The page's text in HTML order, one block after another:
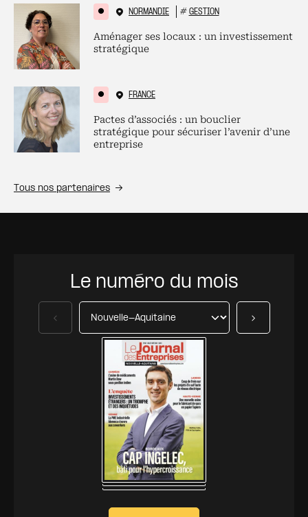
NORMANDIE # GESTION
Aménager ses locaux : un investissement
stratégique
FRANCE
Pactes d’associés : un bouclier
stratégique pour sécuriser l’avenir d’une
entreprise
Tous nos partenaires
Le numéro du mois
Précédent Suivant